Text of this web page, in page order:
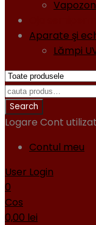
Aparate şi
Lămpi
Logare Cont
Contul meu
User Login
0
Cos
0,00 lei